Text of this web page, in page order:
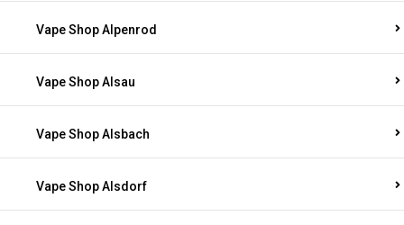
Vape Shop Alpenrod
Vape Shop Alsau
Vape Shop Alsbach
Vape Shop Alsdorf